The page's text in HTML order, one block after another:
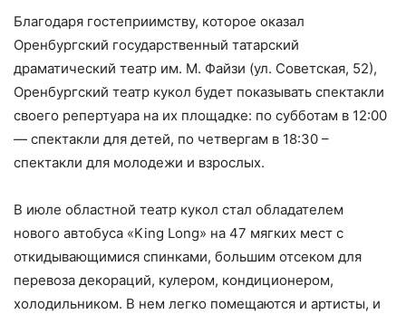
Благодаря гостеприимству, которое оказал
Оренбургский государственный татарский
драматический театр им. М. Файзи (ул. Советская, 52),
Оренбургский театр кукол будет показывать спектакли
своего репертуара на их площадке: по субботам в 12:00
— спектакли для детей, по четвергам в 18:30 –
спектакли для молодежи и взрослых.
В июле областной театр кукол стал обладателем
нового автобуса «King Long» на 47 мягких мест с
откидывающимися спинками, большим отсеком для
перевоза декораций, кулером, кондиционером,
холодильником. В нем легко помещаются и артисты, и